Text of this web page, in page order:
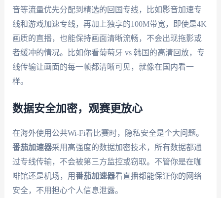
音等流量优先分配到精选的回国专线，比如影音加速专
线和游戏加速专线，再加上独享的100M带宽，即使是4K
画质的直播，也能保持画面清晰流畅，不会出现拖影或
者缓冲的情况。比如你看葡萄牙 vs 韩国的高清回放，专
线传输让画面的每一帧都清晰可见，就像在国内看一
样。
数据安全加密，观赛更放心
在海外使用公共Wi-Fi看比赛时，隐私安全是个大问题。
番茄加速器采用高强度的数据加密技术，所有数据都通
过专线传输，不会被第三方监控或窃取。不管你是在咖
啡馆还是机场，用番茄加速器看直播都能保证你的网络
安全，不用担心个人信息泄露。